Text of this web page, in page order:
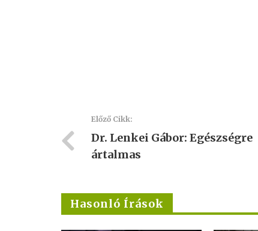
Előző Cikk:
Dr. Lenkei Gábor: Egészségre
ártalmas
Hasonló Írások